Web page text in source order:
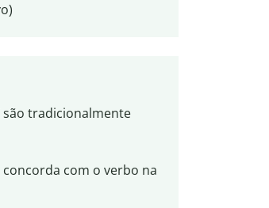
são tradicionalmente
concorda com o verbo na